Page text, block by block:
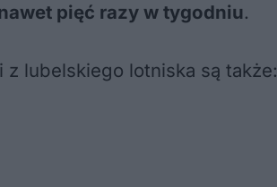
pięć razy w tygodniu.
lubelskiego lotniska są także: